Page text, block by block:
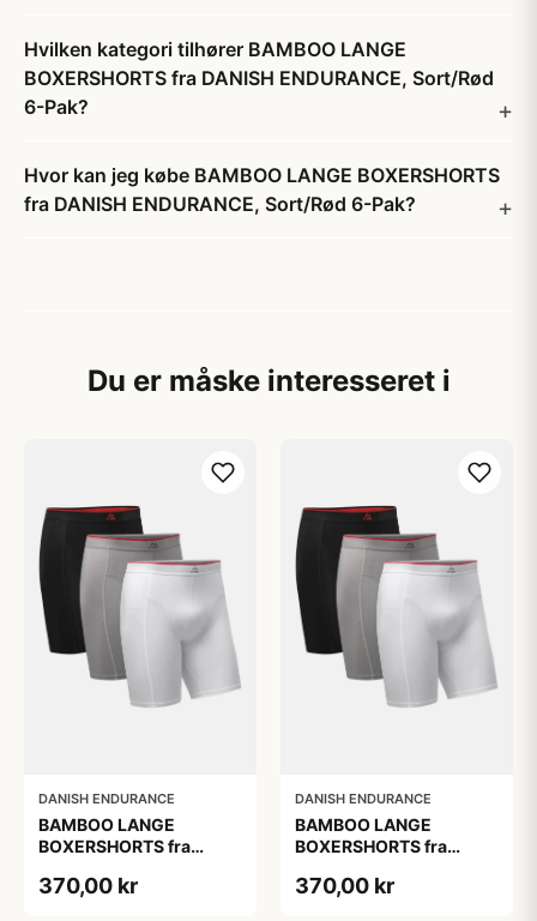
Hvilken kategori tilhører BAMBOO LANGE
BOXERSHORTS fra DANISH ENDURANCE, Sort/Rød
6-Pak?
Hvor kan jeg købe BAMBOO LANGE BOXERSHORTS
fra DANISH ENDURANCE, Sort/Rød 6-Pak?
Du er måske interesseret i
DANISH ENDURANCE
BAMBOO LANGE
BOXERSHORTS fra
Sort/Rød | Grå | Hvid 3-
370,00 kr
DANISH ENDURANCE
BAMBOO LANGE
BOXERSHORTS fra
Sort/Rød | Grå | Hvid 3-
370,00 kr